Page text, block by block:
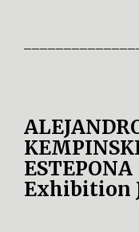
ESTEPONA
Exhibition